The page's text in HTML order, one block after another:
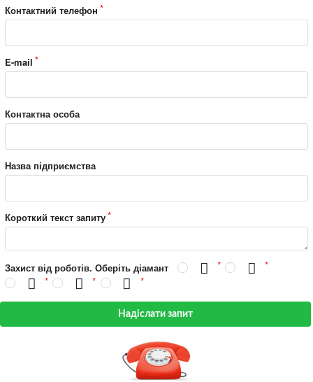
Контактний телефон
E-mail
Контактна особа
Назва підприємства
Короткий текст запиту
Захист від роботів. Оберіть діамант
Надіслати запит